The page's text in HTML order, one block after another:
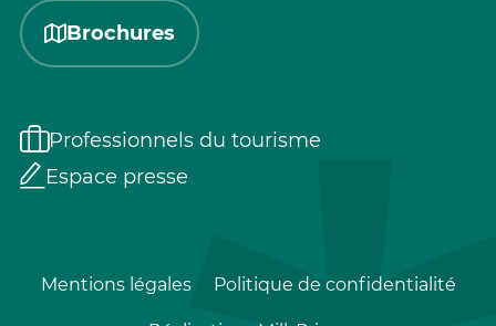
Brochures
Professionnels du tourisme
Espace presse
Mentions légales Politique de confidentialité